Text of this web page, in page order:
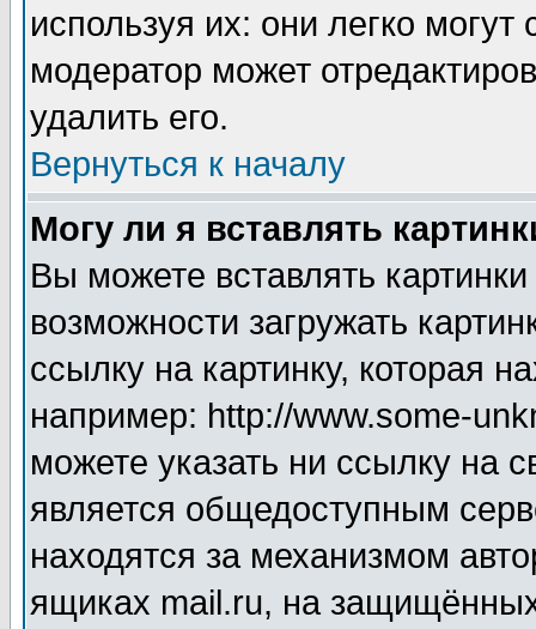
используя их: они легко
модератор может
удалить его.
Вернуться к началу
Могу ли я вставлять
Вы можете вставлять
возможности загружать
ссылку на картинку, которая
например: http://www.some-
можете указать ни ссылку на
является общедоступным
находятся за механизмом
ящиках mail.ru, на